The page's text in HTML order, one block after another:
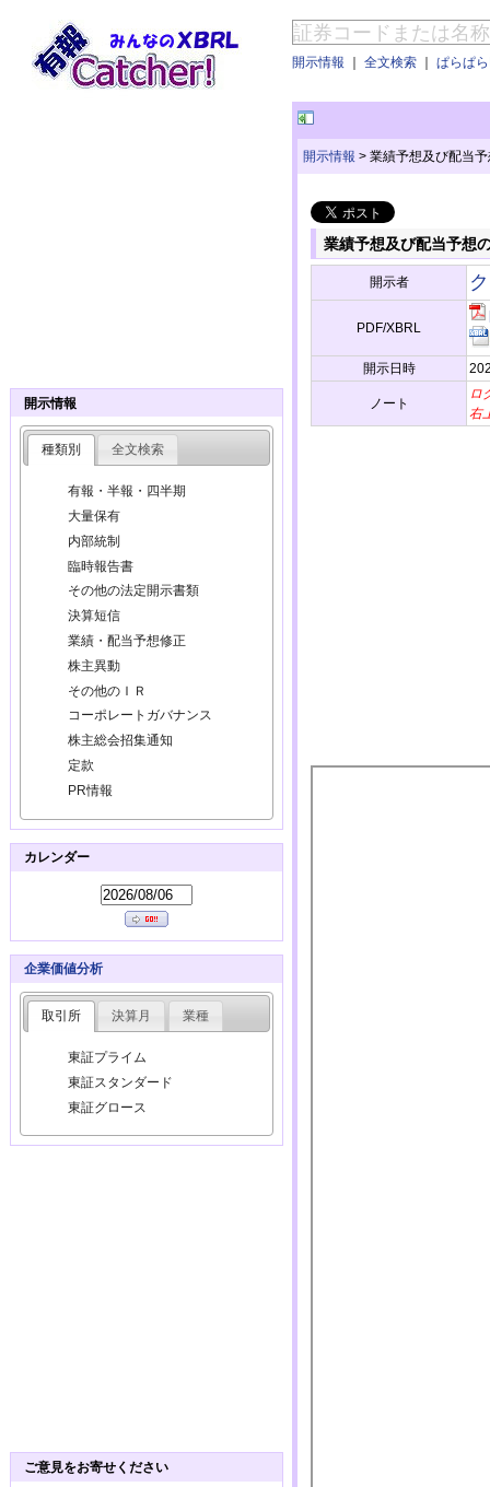
開示情報 ｜ 全文検索 ｜ ぱらぱ
開示情報 > 業績予想及び配当
業績予想及び配当予想
開示者
PDF/XBRL
開示日時
ノート
ロ
右
開示情報
種類別 全文検索
有報・半報・四半期
大量保有
内部統制
臨時報告書
その他の法定開示書類
決算短信
業績・配当予想修正
株主異動
その他のＩＲ
コーポレートガバナンス
株主総会招集通知
定款
PR情報
カレンダー
企業価値分析
取引所 決算月 業種
東証プライム
東証スタンダード
東証グロース
ご意見をお寄せください